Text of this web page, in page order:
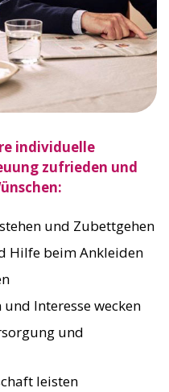
individuelle
zufrieden und
und Zubettgehen
Hilfe beim Ankleiden
Interesse wecken
und
leisten